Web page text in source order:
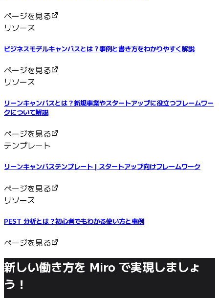
ページを見る
リソース
ビジネスモデルキャンバスとは？事例と書き方をわかりやすく解説
ページを見る
リソース
リーンキャンバスとは？新規事業やスタートアップに役立つフレームワー
クについて解説
ページを見る
テンプレート
リーンキャンバステンプレート | スタートアップ向けフレームワーク
ページを見る
リソース
PEST 分析とは？初心者でもわかる使い方と事例
ページを見る
新しい働き方を Miro で実現しましょ
う！